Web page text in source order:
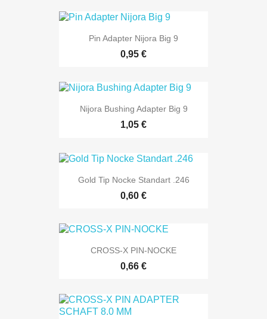
Pin Adapter Nijora Big 9
0,95 €
Nijora Bushing Adapter Big 9
1,05 €
Gold Tip Nocke Standart .246
0,60 €
CROSS-X PIN-NOCKE
0,66 €